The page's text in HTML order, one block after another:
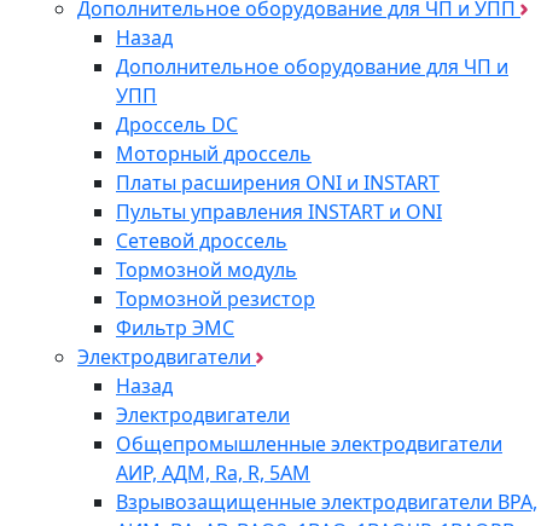
Дополнительное оборудование для ЧП и УПП
Назад
Дополнительное оборудование для ЧП и
УПП
Дроссель DC
Моторный дроссель
Платы расширения ONI и INSTART
Пульты управления INSTART и ONI
Сетевой дроссель
Тормозной модуль
Тормозной резистор
Фильтр ЭМС
Электродвигатели
Назад
Электродвигатели
Общепромышленные электродвигатели
АИР, АДМ, Ra, R, 5AM
Взрывозащищенные электродвигатели ВРА,